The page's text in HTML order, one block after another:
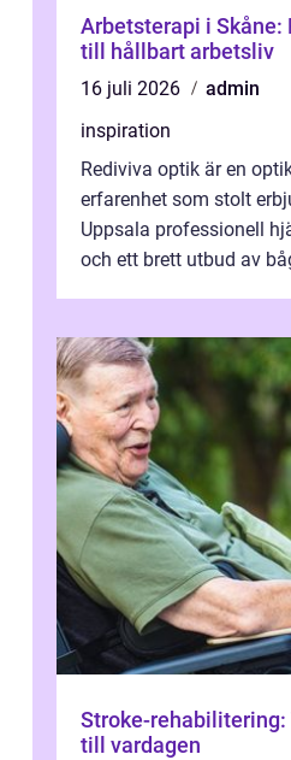
Arbetsterapi i Skåne:
till hållbart arbetsliv
16 juli 2026
admin
inspiration
Rediviva optik är en
erfarenhet som stolt
Uppsala professionell
och ett brett utbud av
Stroke-
till vardagen